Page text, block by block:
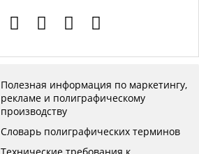
Полезная информация по маркетингу,
рекламе и полиграфическому
производству
Словарь полиграфических терминов